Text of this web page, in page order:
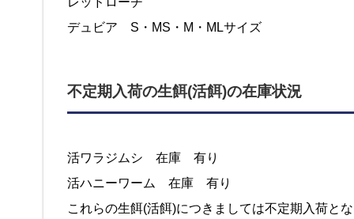
デュビア S・MS・M・MLサイズ
不定期入荷の生餌(活餌)の在庫状況
活ワラジムシ 在庫 有り
活ハニーワーム 在庫 有り
これらの生餌(活餌)につきましては不定期入荷とな